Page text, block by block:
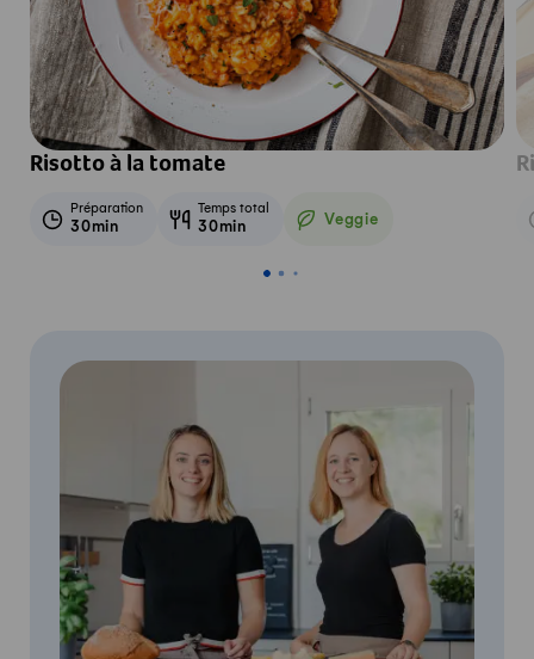
Risotto à la tomate
Préparation
30min
Temps total
30min Veggie
Veggie